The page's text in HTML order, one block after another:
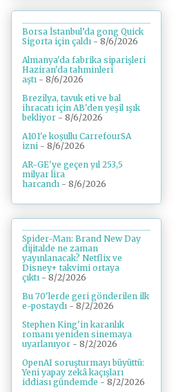
Borsa İstanbul’da gong Quick
Sigorta için çaldı - 8/6/2026
Almanya'da fabrika siparişleri
Haziran'da tahminleri
aştı - 8/6/2026
Brezilya, tavuk eti ve bal
ihracatı için AB'den yeşil ışık
bekliyor - 8/6/2026
A101'e koşullu CarrefourSA
izni - 8/6/2026
AR-GE'ye geçen yıl 253,5
milyar lira
harcandı - 8/6/2026
Spider-Man: Brand New Day
dijitalde ne zaman
yayınlanacak? Netflix ve
Disney+ takvimi ortaya
çıktı - 8/2/2026
Bu 70'lerde geri gönderilen ilk
e-postaydı - 8/2/2026
Stephen King'in karanlık
romanı yeniden sinemaya
uyarlanıyor - 8/2/2026
OpenAI soruşturmayı büyüttü:
Yeni yapay zekâ kaçışları
iddiası gündemde - 8/2/2026